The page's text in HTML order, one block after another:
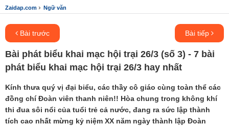
Zaidap.com › Ngữ văn
Bài trước Bài tiếp
Bài phát biểu khai mạc hội trại 26/3 (số 3) - 7 bài
phát biểu khai mạc hội trại 26/3 hay nhất
Kính thưa quý vị đại biểu, các thầy cô giáo cùng toàn thể các
đồng chí Đoàn viên thanh niên!! Hòa chung trong không khí
thi đua sôi nổi của tuổi trẻ cả nước, đang ra sức lập thành
tích cao nhất mừng kỷ niệm XX năm ngày thành lập Đoàn